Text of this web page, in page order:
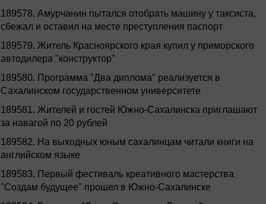
189578. Амурчанин пытался отобрать машину у таксиста,
сбежал и оставил на месте преступления паспорт
189579. Житель Красноярского края купил у приморского
автодилера "конструктор"
189580. Программа "Два диплома" реализуется в
Сахалинском государственном университете
189581. Жителей и гостей Южно-Сахалинска приглашают
за навагой по 20 рублей
189582. На выходных юным сахалинцам читали книги на
английском языке
189583. Первый фестиваль креативного мастерства
"Создам будущее" прошел в Южно-Сахалинске